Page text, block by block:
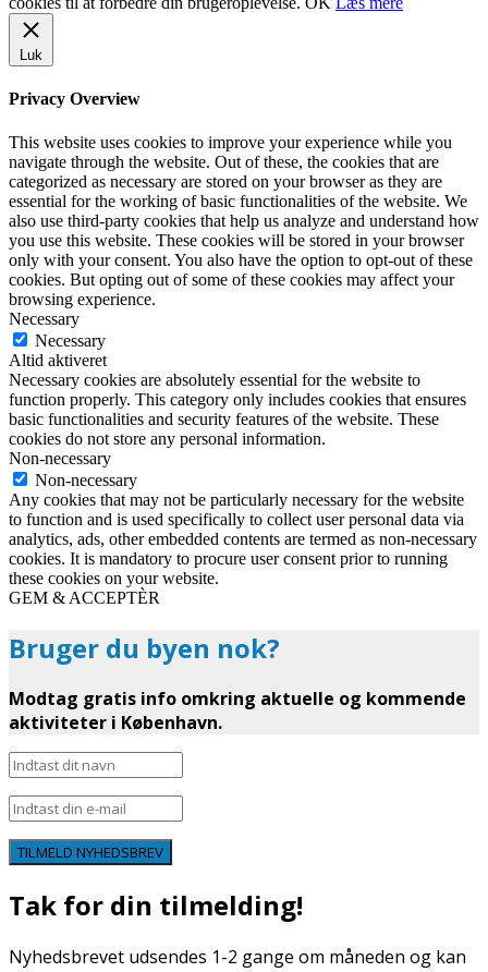
Luk
Privacy Overview
This website uses cookies to improve your experience while you
navigate through the website. Out of these, the cookies that are
categorized as necessary are stored on your browser as they are
essential for the working of basic functionalities of the website. We
also use third-party cookies that help us analyze and understand how
you use this website. These cookies will be stored in your browser
only with your consent. You also have the option to opt-out of these
cookies. But opting out of some of these cookies may affect your
browsing experience.
Necessary
Necessary
Altid aktiveret
Necessary cookies are absolutely essential for the website to
function properly. This category only includes cookies that ensures
basic functionalities and security features of the website. These
cookies do not store any personal information.
Non-necessary
Non-necessary
Any cookies that may not be particularly necessary for the website
to function and is used specifically to collect user personal data via
analytics, ads, other embedded contents are termed as non-necessary
cookies. It is mandatory to procure user consent prior to running
these cookies on your website.
GEM & ACCEPTÈR
Bruger du byen nok?
Modtag gratis info omkring aktuelle og kommende
aktiviteter i København.
TILMELD NYHEDSBREV
Tak for din tilmelding!
Nyhedsbrevet udsendes 1-2 gange om måneden og kan